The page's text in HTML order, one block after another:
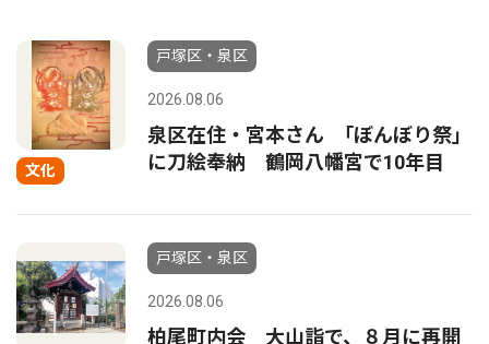
文化
戸塚区・泉区
2026.08.06
泉区在住・宮本さん ｢ぼんぼり祭｣
に刀絵奉納 鶴岡八幡宮で10年目
戸塚区・泉区
2026.08.06
柏尾町内会 大山詣で、８月に再開